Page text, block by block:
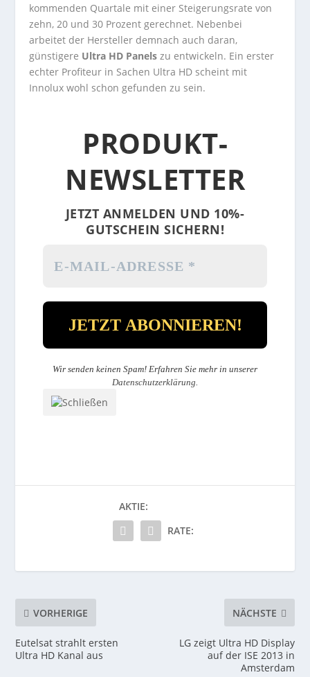
kommenden Quartale mit einer Steigerungsrate von
zehn, 20 und 30 Prozent gerechnet. Nebenbei
arbeitet der Hersteller demnach auch daran,
günstigere Ultra HD Panels zu entwickeln. Ein erster
echter Profiteur in Sachen Ultra HD scheint mit
Innolux wohl schon gefunden zu sein.
PRODUKT-
NEWSLETTER
JETZT ANMELDEN UND 10%-
GUTSCHEIN SICHERN!
Wir senden keinen Spam! Erfahren Sie mehr in unserer
Datenschutzerklärung.
AKTIE:
RATE:
VORHERIGE
Eutelsat strahlt ersten
Ultra HD Kanal aus
NÄCHSTE
LG zeigt Ultra HD Display
auf der ISE 2013 in
Amsterdam